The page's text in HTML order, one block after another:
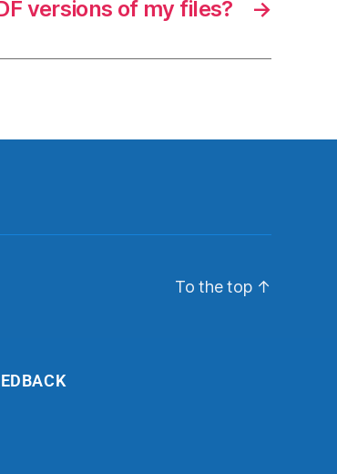
→
versions of my files?
To the top ↑